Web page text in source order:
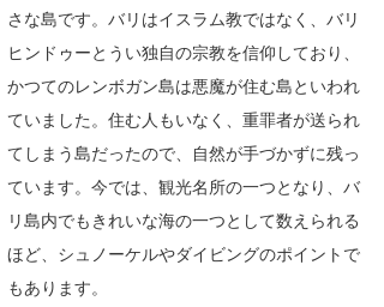
さな島です。バリはイスラム教ではなく、バリ
ヒンドゥーとうい独自の宗教を信仰しており、
かつてのレンボガン島は悪魔が住む島といわれ
ていました。住む人もいなく、重罪者が送られ
てしまう島だったので、自然が手づかずに残っ
ています。今では、観光名所の一つとなり、バ
リ島内でもきれいな海の一つとして数えられる
ほど、シュノーケルやダイビングのポイントで
もあります。
Core Surf Japan
Naoya Kimoto
mitsuteru Kamio
Yasunari Inoue
Yoshiyuki Obata
arukasvision
メディア
SURFMEDIA
Colors MAGAZINE
WAVAL
波伝説アンバサダー/プロライダー
福島寿実子
中浦“JET”章
嵯峨明日香
波伝説スタッフ
☆加藤
+☆maki☆+
波伝説